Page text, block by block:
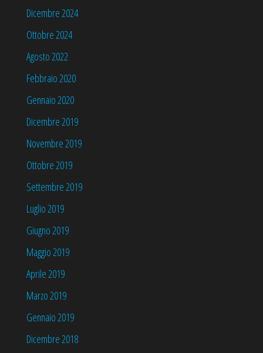
Dicembre 2024
Ottobre 2024
Agosto 2022
Febbraio 2020
Gennaio 2020
Dicembre 2019
Novembre 2019
Ottobre 2019
Settembre 2019
Luglio 2019
Giugno 2019
Maggio 2019
Aprile 2019
Marzo 2019
Gennaio 2019
Dicembre 2018